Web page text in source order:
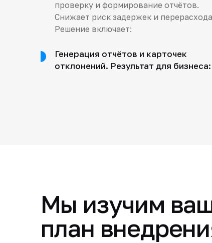
проверку и формирование отчётов.
Снижает риск задержек и
Решение включает:
Генерация отчётов и карточек
отклонений. Результат для бизнеса:
Мы изучим
план